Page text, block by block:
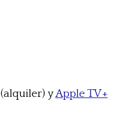
(alquiler) yApple TV+